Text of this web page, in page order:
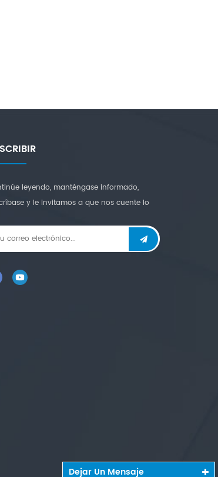
leyendo, manténgase informado,
y le invitamos a que nos cuente lo
Dejar Un Mensaje